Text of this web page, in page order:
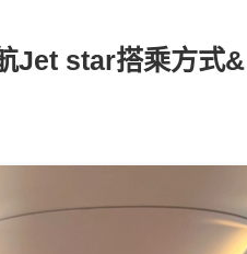
Jet star搭乘方式&